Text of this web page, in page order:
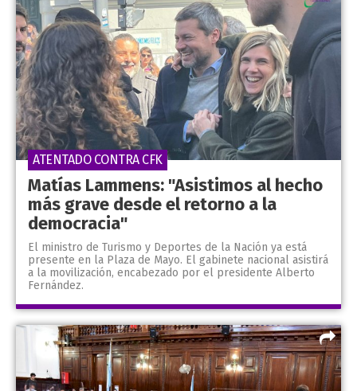
Matías Lammens: "Asistimos al hecho
más grave desde el retorno a la
democracia"
El ministro de Turismo y Deportes de la Nación ya está
presente en la Plaza de Mayo. El gabinete nacional asistirá
a la movilización, encabezado por el presidente Alberto
Fernández.
ATENTADO CONTRA CFK